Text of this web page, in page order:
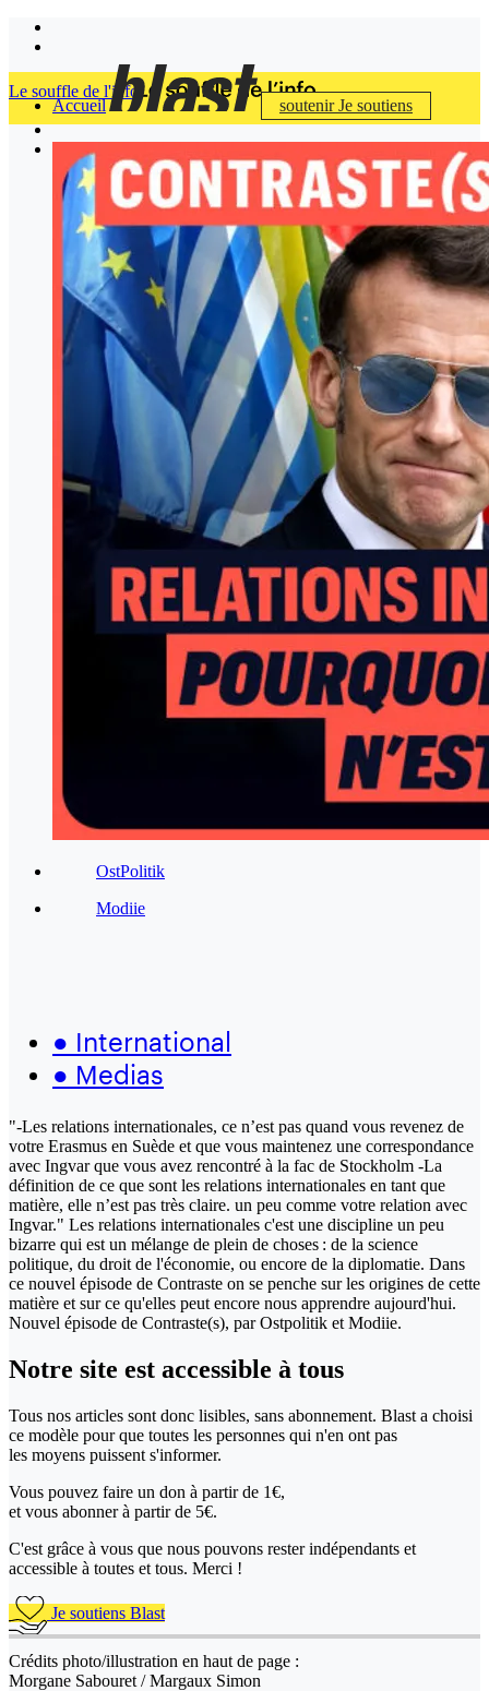
Accueil soutenirJe soutiens
Le souffle de l'info
OstPolitik
Modiie
● International
● Medias
"-Les relations internationales, ce n’est pas quand vous revenez de
votre Erasmus en Suède et que vous maintenez une correspondance
avec Ingvar que vous avez rencontré à la fac de Stockholm -La
définition de ce que sont les relations internationales en tant que
matière, elle n’est pas très claire. un peu comme votre relation avec
Ingvar." Les relations internationales c'est une discipline un peu
bizarre qui est un mélange de plein de choses : de la science
politique, du droit de l'économie, ou encore de la diplomatie. Dans
ce nouvel épisode de Contraste on se penche sur les origines de cette
matière et sur ce qu'elles peut encore nous apprendre aujourd'hui.
Nouvel épisode de Contraste(s), par Ostpolitik et Modiie.
Notre site est accessible à tous
Tous nos articles sont donc lisibles, sans abonnement. Blast a choisi
ce modèle pour que toutes les personnes qui n'en ont pas
les moyens puissent s'informer.
Vous pouvez faire un don à partir de 1€,
et vous abonner à partir de 5€.
C'est grâce à vous que nous pouvons rester indépendants et
accessible à toutes et tous. Merci !
Je soutiens Blast
Crédits photo/illustration en haut de page :
Morgane Sabouret / Margaux Simon